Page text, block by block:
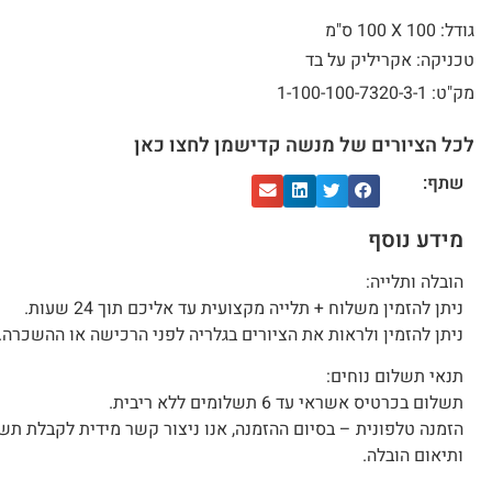
גודל: 100 X
100 ס"מ
טכניקה: אקריליק על בד
מק"ט: 1-100-100-7320-3-1
לכל הציורים של מנשה קדישמן לחצו כאן
שתף:
מידע נוסף
הובלה ותלייה:
ניתן להזמין משלוח + תלייה מקצועית עד אליכם תוך 24 שעות.
ניתן להזמין ולראות את הציורים בגלריה לפני הרכישה או
תנאי תשלום נוחים:
תשלום בכרטיס אשראי עד 6 תשלומים ללא ריבית.
הזמנה טלפונית – בסיום ההזמנה, אנו ניצור קשר מידית לקבלת
ותיאום הובלה.